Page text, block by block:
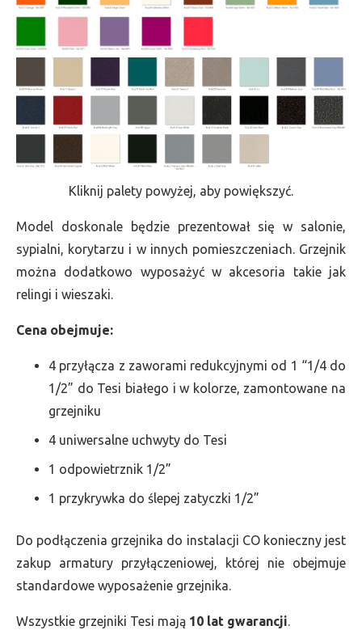
Kliknij palety powyżej, aby powiększyć.
Model doskonale będzie prezentował się w salonie,
sypialni, korytarzu i w innych pomieszczeniach. Grzejnik
można dodatkowo wyposażyć w akcesoria takie jak
relingi i wieszaki.
Cena obejmuje:
4 przyłącza z zaworami redukcyjnymi od 1 “1/4 do
1/2” do Tesi białego i w kolorze, zamontowane na
grzejniku
4 uniwersalne uchwyty do Tesi
1 odpowietrznik 1/2”
1 przykrywka do ślepej zatyczki 1/2”
Do podłączenia grzejnika do instalacji CO konieczny jest
zakup armatury przyłączeniowej, której nie obejmuje
standardowe wyposażenie grzejnika.
Wszystkie grzejniki Tesi mają 10 lat gwarancji.